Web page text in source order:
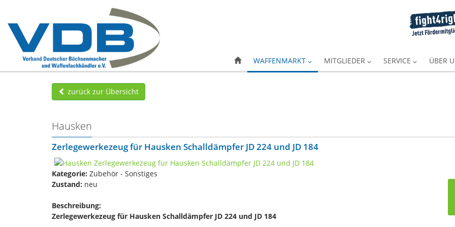
WAFFENMARKT MITGLIEDER SERVICE ÜBER
zurück zur Übersicht
Hausken
Zerlegewerkezeug für Hausken Schalldämpfer JD 224 und JD 184
Kategorie: Zubehör - Sonstiges
Zustand: neu
Beschreibung:
Zerlegewerkezeug für Hausken Schalldämpfer JD 224 und JD 184